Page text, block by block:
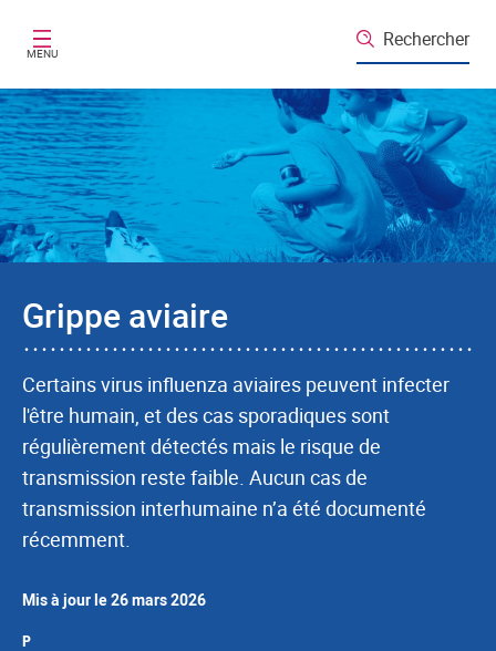
MENU
Rechercher
Grippe aviaire
Certains virus influenza aviaires peuvent infecter
l'être humain, et des cas sporadiques sont
régulièrement détectés mais le risque de
transmission reste faible. Aucun cas de
transmission interhumaine n’a été documenté
récemment.
Mis à jour le 26 mars 2026
P